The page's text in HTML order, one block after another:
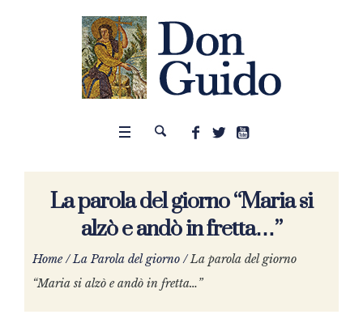
La parola del giorno “Maria si
alzò e andò in fretta…”
Home /La Parola del giorno /La parola del giorno
“Maria si alzò e andò in fretta…”